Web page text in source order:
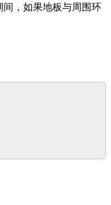
，如果地板与周围环